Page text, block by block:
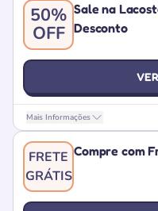
50%
OFF
Sale na
Desconto
Mais Informações
FRETE
GRÁTIS
Compre com